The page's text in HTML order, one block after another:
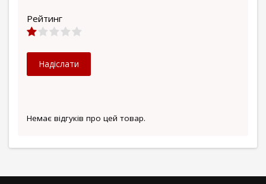
Немає відгуків про цей товар.
Рейтинг
Надіслати